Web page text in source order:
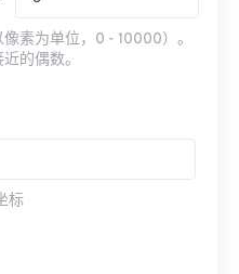
素为单位，0 - 10000）。
的偶数。
标